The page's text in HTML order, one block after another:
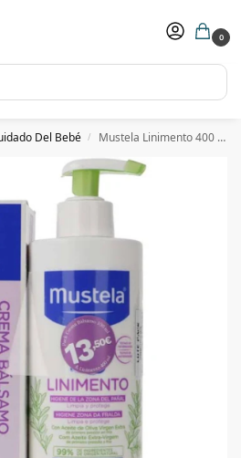
0
hasta -30%
5GRANVIA (compras superiores a 150€)
Del Bebé / Mustela Linimento 400 ml+Crema Balsamo 123 100ml